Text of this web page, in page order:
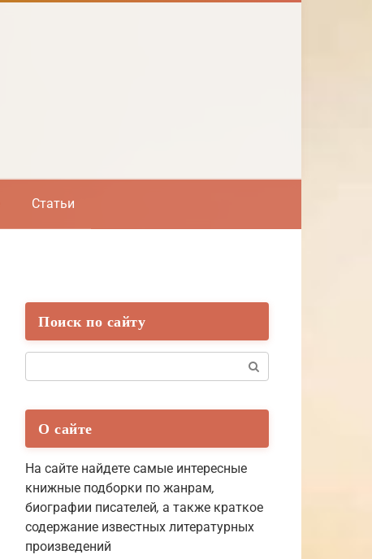
Статьи
Поиск по сайту
О сайте
На сайте найдете самые интересные
книжные подборки по жанрам,
биографии писателей, а также краткое
содержание известных литературных
произведений